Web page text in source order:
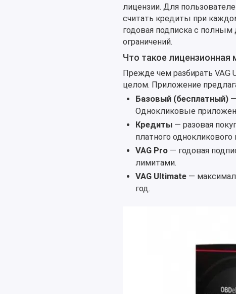
лицензии. Для
считать кредиты при
годовая подписка с полным
ограничений.
Что такое лицензионная
Прежде чем разбирать VAG
целом. Приложение
Базовый (бесплатный)—
Однокликовые
Кредиты— разовая
платного
VAG Pro— годовая
лимитами.
VAG Ultimate—
год.